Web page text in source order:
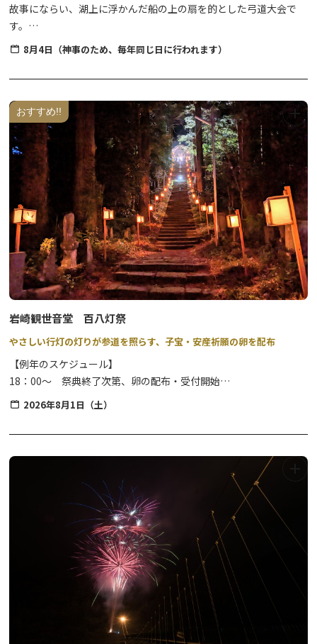
故事にならい、湖上に浮かんだ船の上の扇を的とした弓道大会で
す。
関東一円より約2,000人が参加し、一日の大会としては全国一の規
模を誇ります。
開催日 8月4日（神事のため、毎年同じ日に行われます）
8月4日（神事のため、毎年同じ日に行われます）
おすすめ!!
岩崎観世音堂 百八灯祭
やさしい行灯の灯りが参道を照らす、子宝・安産祈願の卵を配布
【例年のスケジュール】
18：00～ 祭典終了次第、卵の配布・受付開始
20：00頃 消灯予定
【駐車場】無料（お堂下の公民館等の駐車場を利用可）
せん。
※夜間の開催のため、足元には十分ご注意ください。（懐中電灯等
の照明器具をご持参ください）
子授け・安産の仏様として祀られている岩崎観世音は、別名「鶴の
子観音」と呼ばれています。当日はたくさんの行灯が参道を照らし
子宝祈願として卵（生卵）１個の配布も行われ、子どもを授かった
ら（産まれたら）お礼として倍の２個を返すという、ユニークな風
※卵のお返し（お礼参り）は、本祭と毎年3月最終日曜日開催の大
2026年8月1日（土）